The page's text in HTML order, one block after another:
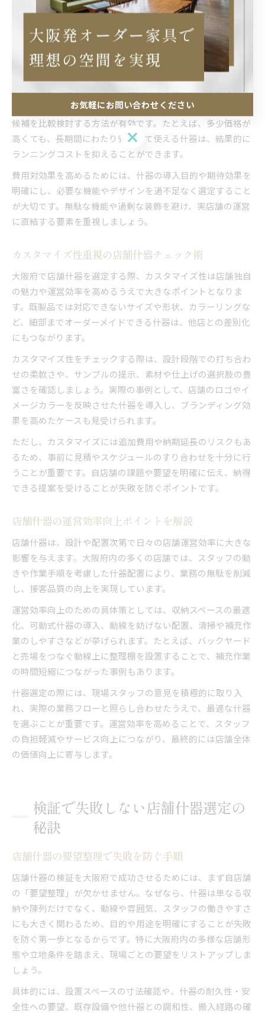
店舗什器の導入では、単なる購入費用だけでなく、長期的な
費用対効果を総合的に比較することが重要です。大阪府内の
多くの店舗では、初期投資を抑えつつも、メンテナンスコス
トや耐用年数、売上への貢献度を重視した評価基準が求めら
れています。
評価のポイントとしては、什器の価格・設置費用・耐久性・
メンテナンス性・リセールバリューなどを一覧化し、複数の
候補を比較検討する方法が有効です。たとえば、多少価格が
高くても、長期間にわたり安定して使える什器は、結果的に
ランニングコストを抑えることができます。
費用対効果を高めるためには、什器の導入目的や期待効果を
明確にし、必要な機能やデザインを過不足なく選定すること
が大切です。無駄な機能や過剰な装飾を避け、実店舗の運営
に直結する要素を重視しましょう。
カスタマイズ性重視の店舗什器チェック術
大阪府で店舗什器を選定する際、カスタマイズ性は店舗独自
の魅力や運営効率を高めるうえで大きなポイントとなりま
す。既製品では対応できないサイズや形状、カラーリングな
ど、細部までオーダーメイドできる什器は、他店との差別化
にもつながります。
カスタマイズ性をチェックする際は、設計段階での打ち合わ
せの柔軟さや、サンプルの提示、素材や仕上げの選択肢の豊
富さを確認しましょう。実際の事例として、店舗のロゴやイ
メージカラーを反映させた什器を導入し、ブランディング効
果を高めたケースも見受けられます。
ただし、カスタマイズには追加費用や納期延長のリスクもあ
るため、事前に見積やスケジュールのすり合わせを十分に行
うことが重要です。自店舗の課題や要望を明確に伝え、納得
できる提案を受けることが失敗を防ぐポイントです。
店舗什器の運営効率向上ポイントを解説
店舗什器は、設計や配置次第で日々の店舗運営効率に大きな
影響を与えます。大阪府内の多くの店舗では、スタッフの動
きや作業手順を考慮した什器配置により、業務の無駄を削減
し、接客品質の向上を実現しています。
運営効率向上のための具体策としては、収納スペースの最適
化、可動式什器の導入、動線を妨げない配置、清掃や補充作
業のしやすさなどが挙げられます。たとえば、バックヤード
と売場をつなぐ動線上に整理棚を設置することで、補充作業
の時間短縮につながった事例もあります。
什器選定の際には、現場スタッフの意見を積極的に取り入
れ、実際の業務フローと照らし合わせたうえで、最適な什器
を選ぶことが重要です。運営効率を高めることで、スタッフ
の負担軽減やサービス向上につながり、最終的には店舗全体
の価値向上に寄与します。
検証で失敗しない店舗什器選定の
秘訣
店舗什器の要望整理で失敗を防ぐ手順
店舗什器の検証を大阪府で成功させるためには、まず自店舗
の「要望整理」が欠かせません。なぜなら、什器は単なる収
納や陳列だけでなく、動線や雰囲気、スタッフの働きやすさ
にも大きく関わるため、目的や用途を明確にすることが失敗
を防ぐ第一歩となるからです。特に大阪府内の多様な店舗形
態や立地条件を踏まえ、現場ごとの要望をリストアップしま
しょう。
具体的には、設置スペースの寸法確認や、什器の耐久性・安
全性への要望、既存設備や他什器との調和性、搬入経路の確
お気軽にお問い合わせください
お気軽にお問い合わせください